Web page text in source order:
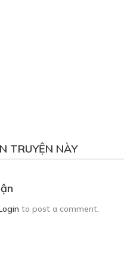
TRUYỆN NÀY
to post a comment.